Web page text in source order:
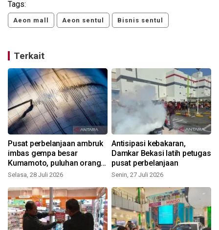
Tags:
Aeon mall Aeon sentul Bisnis sentul
Terkait
Pusat perbelanjaan ambruk
imbas gempa besar
Kumamoto, puluhan orang
terjebak
Selasa, 28 Juli 2026
Antisipasi kebakaran,
Damkar Bekasi latih petugas
pusat perbelanjaan
Senin, 27 Juli 2026